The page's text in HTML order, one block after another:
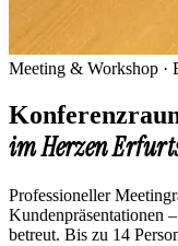
Meeting & Workshop ·
im Herzen
Professioneller
Kundenpräsentationen
betreut. Bis zu 14